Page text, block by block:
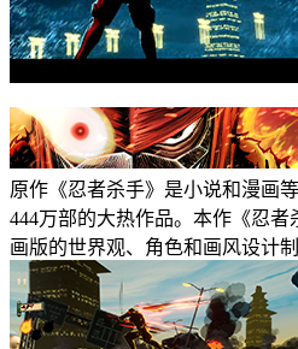
原作《忍者杀手》是小说和漫画
444万部的大热作品。本作《忍
画版的世界观、角色和画风设计